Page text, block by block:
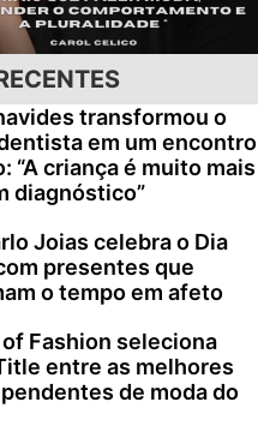
transformou o
em um encontro
“A criança é muito mais
diagnóstico”
Joias celebra o Dia
presentes que
o tempo em afeto
Fashion seleciona
entre as melhores
de moda do